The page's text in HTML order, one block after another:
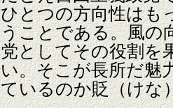
ひとつの方向性はも
うことである。風の
党としてその役割を
い。そこが長所だ魅
ているのか貶（けな